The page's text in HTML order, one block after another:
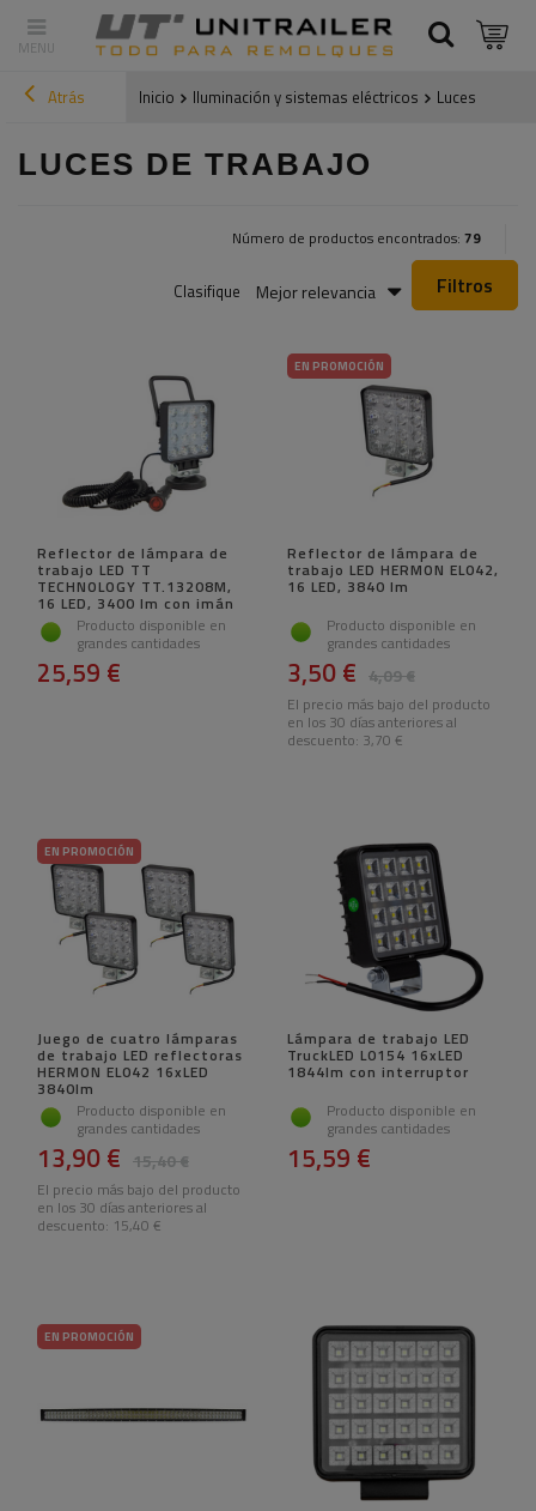
Atrás Inicio Iluminación y sistemas eléctricos Luces de
LUCES DE TRABAJO
Número de productos encontrados: 79
Clasifique Mejor relevancia Filtros
Reflector de lámpara de
trabajo LED TT
TECHNOLOGY TT.13208M,
16 LED, 3400 lm con imán
Producto disponible en
grandes cantidades
25,59 €
EN PROMOCIÓN
Reflector de lámpara de
trabajo LED HERMON EL042,
16 LED, 3840 lm
Producto disponible en
grandes cantidades
4,09 €
3,50 €
El precio más bajo del producto
en los 30 días anteriores al
descuento: 3,70 €
EN PROMOCIÓN
Juego de cuatro lámparas
de trabajo LED reflectoras
HERMON EL042 16xLED
3840lm
Producto disponible en
grandes cantidades
15,40 €
13,90 €
El precio más bajo del producto
en los 30 días anteriores al
descuento: 15,40 €
Lámpara de trabajo LED
TruckLED L0154 16xLED
1844lm con interruptor
Producto disponible en
grandes cantidades
15,59 €
EN PROMOCIÓN